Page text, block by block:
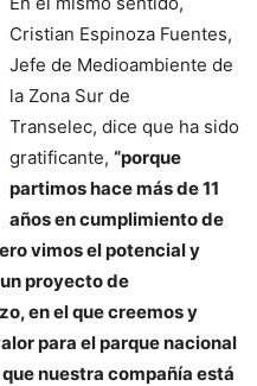
Cristian Espinoza Fuentes,
Jefe de Medioambiente de
la Zona Sur de
Transelec, dice que ha sido
gratificante, “porque
partimos hace más de 11
años en cumplimiento de
vimos el potencial y
proyecto de
en el que creemos y
para el parque nacional
nuestra compañía está